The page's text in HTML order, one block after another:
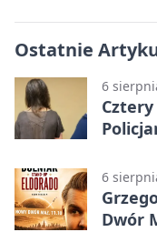
Ostatnie
6
6
Dwór